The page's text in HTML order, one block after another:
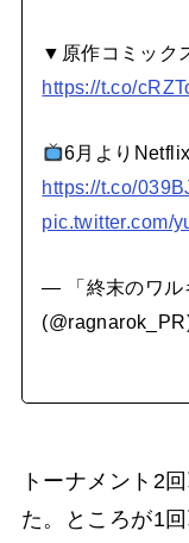
▼原作コミック
https://t.co/
6月より
https://t.co/
pic.twitter.com/
— 「終末のワル
トーナメント2
た。ところが1